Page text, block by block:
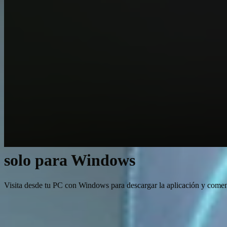
solo para Windows
Visita desde tu PC con Windows para descargar la aplicación y